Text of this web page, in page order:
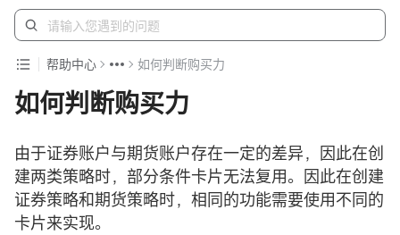
帮助中心 如何判断购买力
如何判断购买力
由于证券账户与期货账户存在一定的差异，因此在创
建两类策略时，部分条件卡片无法复用。因此在创建
证券策略和期货策略时，相同的功能需要使用不同的
卡片来实现。